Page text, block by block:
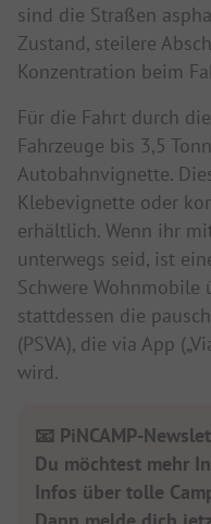
sind die Straßen
Zustand, steilere
Konzentration beim
Für die Fahrt durch
Fahrzeuge bis 3,5
Autobahnvignette.
Klebevignette oder
erhältlich. Wenn ihr
unterwegs seid, ist
Schwere Wohnmobile
stattdessen die
(PSVA), die via App
wird.
📧 PiNCAMP-
Du möchtest mehr
Infos über tolle